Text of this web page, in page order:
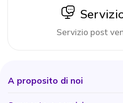
icon
Servizio post
A proposito di noi